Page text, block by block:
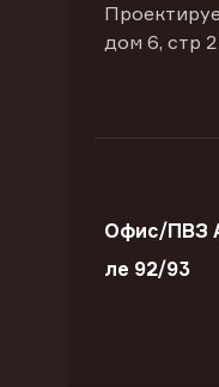
дом 6, стр 2
Офис/ПВЗ
ле 92/93